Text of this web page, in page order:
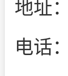
地址
电话